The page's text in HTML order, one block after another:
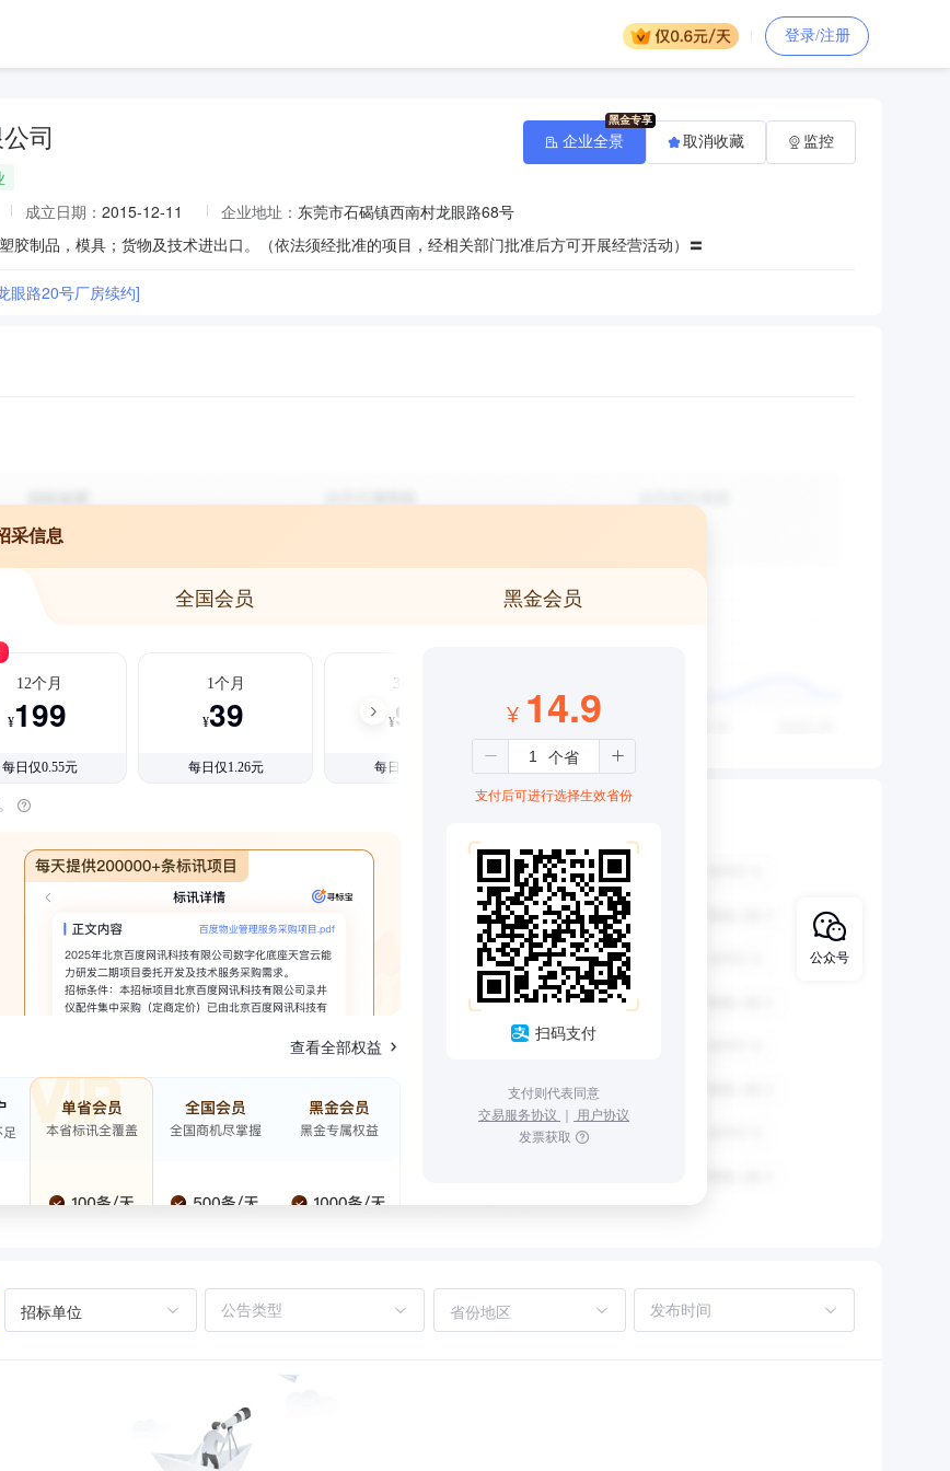
登录/注册
司
成立日期： 2015-12-11 企业地址： 东莞市石碣镇西南村龙眼路68号
胶制品，模具；货物及技术进出口。（依法须经批准的项目，经相关部门批准后方可开展经营活动）〓
眼路20号厂房续约]
企业全景 取消收藏 监控
采信息
全国会员 黑金会员
12个月
¥199
每日仅0.55元
1个月
¥39
每日仅1.26元
3个月
¥99
每日仅1.08元
查看全部权益
¥ 14.9
支付后可进行选择生效省份
扫码支付
支付则代表同意
交易服务协议 ｜ 用户协议
发票获取
招标单位 省份地区
公众号